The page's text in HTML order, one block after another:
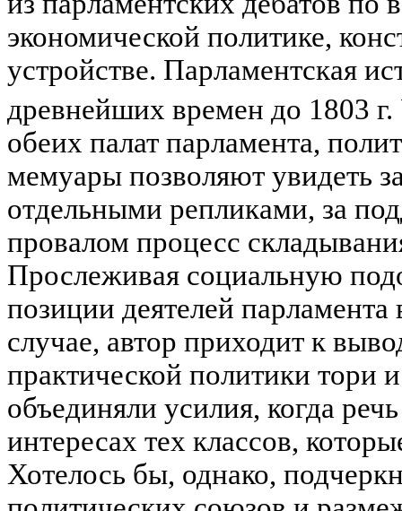
экономической политике,
устройстве. Парламентская
древнейших времен до 1803 г.
обеих палат парламента,
мемуары позволяют увидеть
отдельными репликами, за
провалом процесс
Прослеживая социальную
позиции деятелей
случае, автор приходит к
практической политики тори
объединяли усилия, когда
интересах тех классов,
Хотелось бы, однако,